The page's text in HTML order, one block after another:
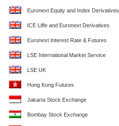
Euronext Equity and Index Derivatives
ICE Liffe and Euronext Derivatives
Euronext Interest Rate & Futures
LSE International Market Service
LSE UK
Hong Kong Futures
Jakarta Stock Exchange
Bombay Stock Exchange